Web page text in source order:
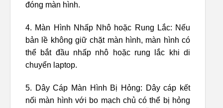
đóng màn hình.
4. Màn Hình Nhấp Nhô hoặc Rung Lắc: Nếu
bản lề không giữ chặt màn hình, màn hình có
thể bắt đầu nhấp nhô hoặc rung lắc khi di
chuyển laptop.
5. Dây Cáp Màn Hình Bị Hỏng: Dây cáp kết
nối màn hình với bo mạch chủ có thể bị hỏng